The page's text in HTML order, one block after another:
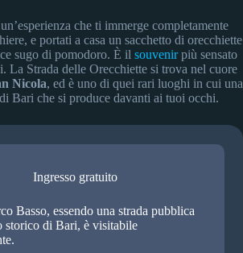
che ti immerge completamente
e portati a casa un sacchetto di orecchiette
sugo di pomodoro. È il souvenirpiù sensato
Strada delle Orecchiette si trova nel cuore
Nicola, ed è uno di quei rari luoghi in cui una
Bari che si produce davanti ai tuoi occhi.
Ingresso gratuito
Basso, essendo una strada pubblica
storico di Bari, è visitabile